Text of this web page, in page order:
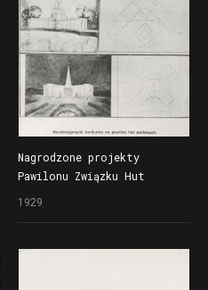
Nagrodzone projekty
Pawilonu Związku Hut
Szklanych na Powszechną
Golińskiego i Henryka
1929